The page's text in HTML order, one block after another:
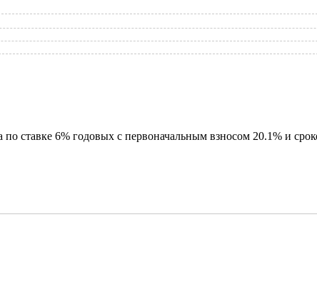
ставке 6% годовых с первоначальным взносом 20.1% и